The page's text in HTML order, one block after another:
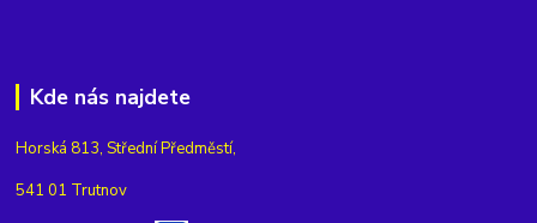
Kde nás najdete
Horská 813, Střední Předměstí,
541 01 Trutnov